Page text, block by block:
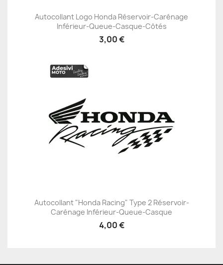
Autocollant Logo Honda Réservoir-Carénage
Inférieur-Queue-Casque-Côtés
3,00 €
Autocollant "Honda Racing" Type 2 Réservoir-
Carénage Inférieur-Queue-Casque
4,00 €